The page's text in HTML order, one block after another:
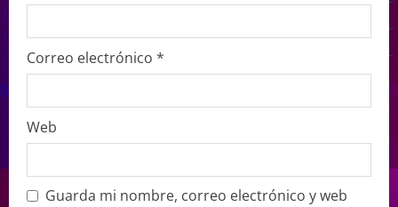
Correo electrónico *
Web
Guarda mi nombre, correo electrónico y web